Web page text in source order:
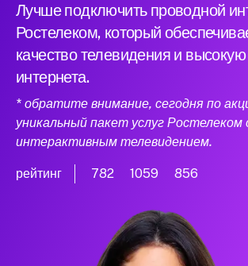
Лучше подключить проводной
Ростелеком, который
качество телевидения и высокую
интернета.
* обратите внимание, сегодня по
уникальный пакет услуг Ростелеком
интерактивным телевидением.
рейтинг 782 1059 856